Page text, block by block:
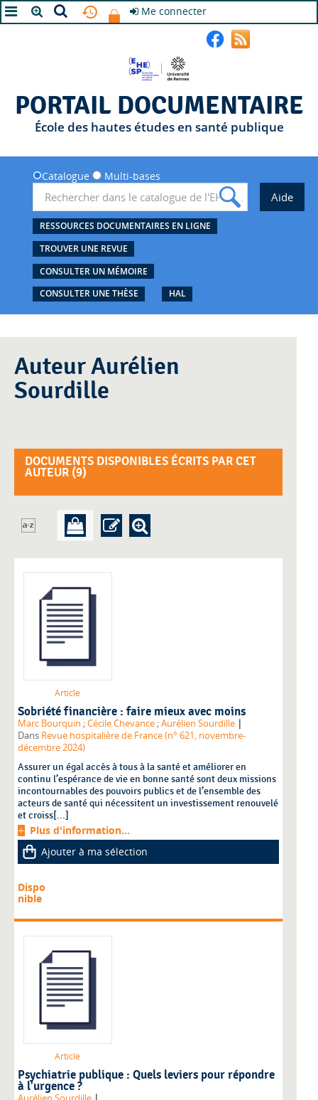
Me connecter
PORTAIL DOCUMENTAIRE
École des hautes études en santé publique
Catalogue Multi-bases
RESSOURCES DOCUMENTAIRES EN LIGNE
TROUVER UNE REVUE
CONSULTER UN MÉMOIRE
CONSULTER UNE THÈSE
HAL
Auteur Aurélien
Sourdille
DOCUMENTS DISPONIBLES ÉCRITS PAR CET
AUTEUR (9)
Article
Sobriété financière : faire mieux avec moins
Marc Bourquin ;Cécile Chevance ;Aurélien Sourdille |
Dans Revue hospitalière de France (n° 621, novembre-
décembre 2024)
Assurer un égal accès à tous à la santé et améliorer en
continu l’espérance de vie en bonne santé sont deux missions
incontournables des pouvoirs publics et de l’ensemble des
acteurs de santé qui nécessitent un investissement renouvelé
et croiss[...]
Plus d'information...
Ajouter à ma sélection
Dispo
nible
Article
Psychiatrie publique : Quels leviers pour répondre
à l'urgence ?